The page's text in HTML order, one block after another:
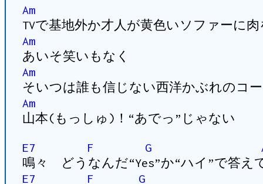
Am
TVで基地外か才人が黄色いソファーに
Am
あいそ笑いもなく
Am
そいつは誰も信じない西洋かぶれのコ
Am
山本(もっしゅ)！“あでっ”じゃない
E7 F G
鳴々 どうなんだ“Yes”か“ハイ”で答え
E7
F G